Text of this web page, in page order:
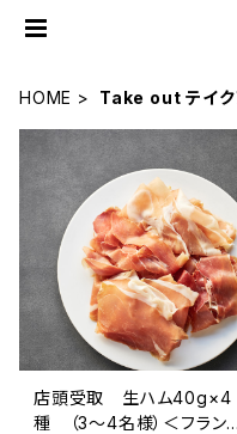
HOME Take out テイク
店頭受取 生ハム40g×4
種 （3～4名様）＜フラン